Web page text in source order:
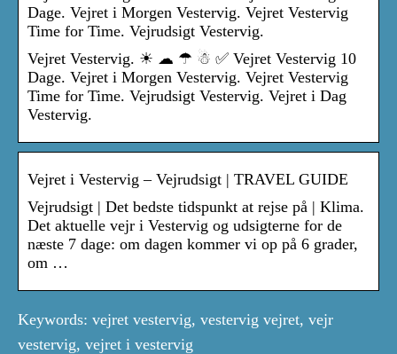
Dage. Vejret i Morgen Vestervig. Vejret Vestervig
Time for Time. Vejrudsigt Vestervig.
Vejret Vestervig. ☀ ☁ ☂ ☃ ✅ Vejret Vestervig 10
Dage. Vejret i Morgen Vestervig. Vejret Vestervig
Time for Time. Vejrudsigt Vestervig. Vejret i Dag
Vestervig.
Vejret i Vestervig – Vejrudsigt | TRAVEL GUIDE
Vejrudsigt | Det bedste tidspunkt at rejse på | Klima.
Det aktuelle vejr i Vestervig og udsigterne for de
næste 7 dage: om dagen kommer vi op på 6 grader,
om …
Keywords: vejret vestervig, vestervig vejret, vejr
vestervig, vejret i vestervig